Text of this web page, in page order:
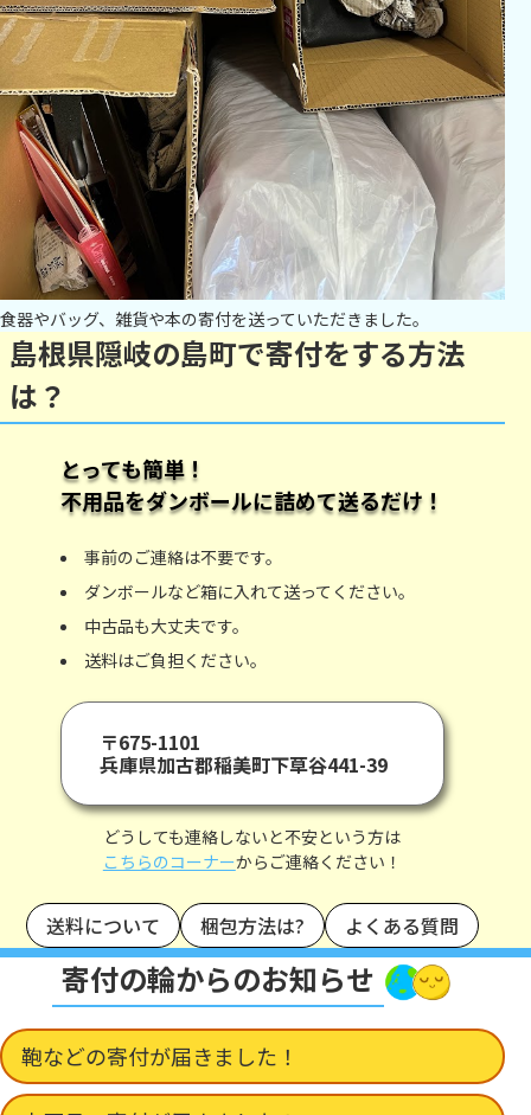
食器やバッグ、雑貨や本の寄付を送っていただきました。
島根県隠岐の島町で寄付をする方法
は？
とっても簡単！
不用品をダンボールに詰めて送るだけ！
事前のご連絡は不要です。
ダンボールなど箱に入れて送ってください。
中古品も大丈夫です。
送料はご負担ください。
〒675-1101
兵庫県加古郡稲美町下草谷441-39
どうしても連絡しないと不安という方は
こちらのコーナーからご連絡ください！
送料について 梱包方法は? よくある質問
寄付の輪からのお知らせ
鞄などの寄付が届きました！